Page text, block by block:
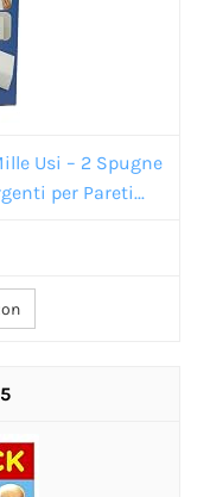
Usi – 2 Spugne
per Pareti...
5